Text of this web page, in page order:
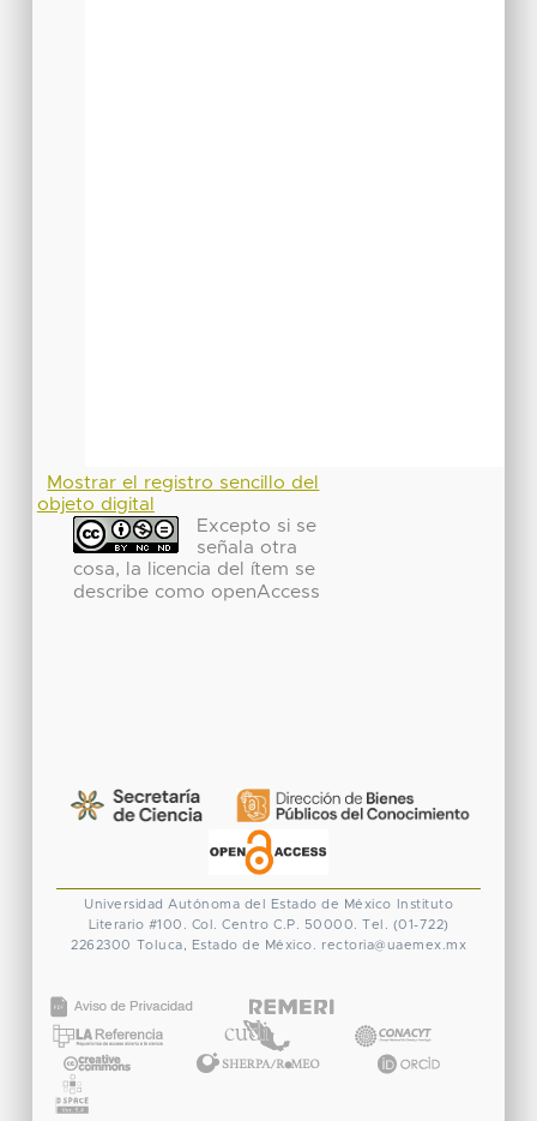
Mostrar el registro sencillo del
objeto digital
Excepto si se
señala otra
cosa, la licencia del ítem se
describe como openAccess
Universidad Autónoma del Estado de México
Instituto
Literario #100. Col. Centro C.P. 50000. Tel. (01-722)
2262300 Toluca, Estado de México. rectoria@uaemex.mx